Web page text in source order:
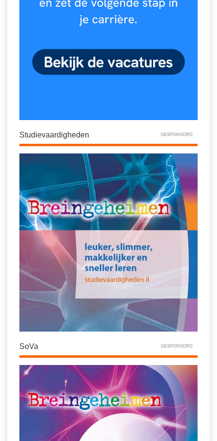
Studievaardigheden GESPONSORD
SoVa GESPONSORD